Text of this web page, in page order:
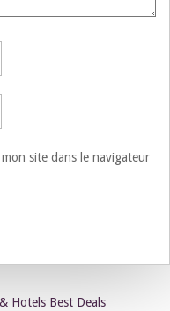
site dans le navigateur
Hotels Best Deals